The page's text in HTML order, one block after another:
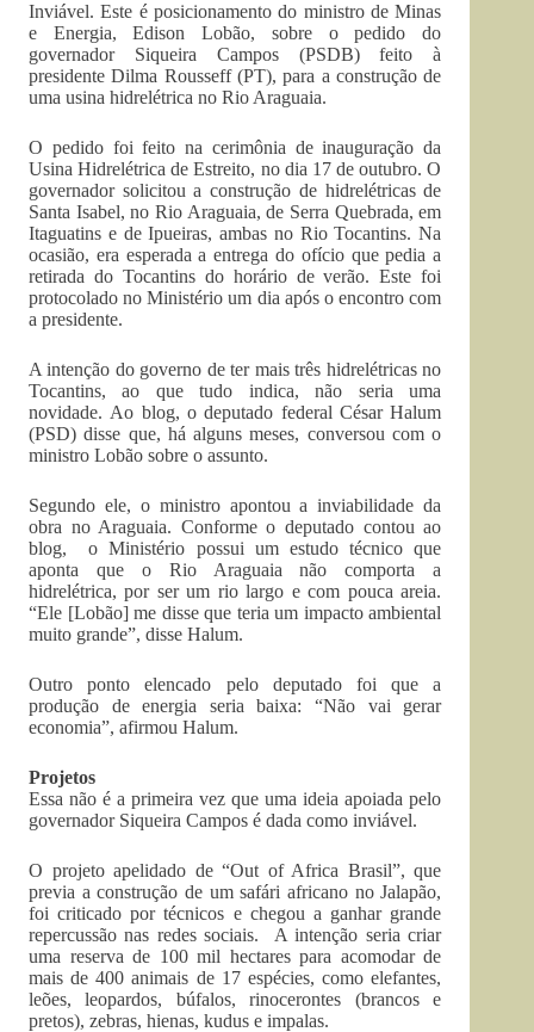
Inviável. Este é posicionamento do ministro de Minas
e Energia, Edison Lobão, sobre o pedido do
governador Siqueira Campos (PSDB) feito à
presidente Dilma Rousseff (PT), para a construção de
uma usina hidrelétrica no Rio Araguaia.
O pedido foi feito na cerimônia de inauguração da
Usina Hidrelétrica de Estreito, no dia 17 de outubro. O
governador solicitou a construção de hidrelétricas de
Santa Isabel, no Rio Araguaia, de Serra Quebrada, em
Itaguatins e de Ipueiras, ambas no Rio Tocantins. Na
ocasião, era esperada a entrega do ofício que pedia a
retirada do Tocantins do horário de verão. Este foi
protocolado no Ministério um dia após o encontro com
a presidente.
A intenção do governo de ter mais três hidrelétricas no
Tocantins, ao que tudo indica, não seria uma
novidade. Ao blog, o deputado federal César Halum
(PSD) disse que, há alguns meses, conversou com o
ministro Lobão sobre o assunto.
Segundo ele, o ministro apontou a inviabilidade da
obra no Araguaia. Conforme o deputado contou ao
blog, o Ministério possui um estudo técnico que
aponta que o Rio Araguaia não comporta a
hidrelétrica, por ser um rio largo e com pouca areia.
“Ele [Lobão] me disse que teria um impacto ambiental
muito grande”, disse Halum.
Outro ponto elencado pelo deputado foi que a
produção de energia seria baixa: “Não vai gerar
economia”, afirmou Halum.
Projetos
Essa não é a primeira vez que uma ideia apoiada pelo
governador Siqueira Campos é dada como inviável.
O projeto apelidado de “Out of Africa Brasil”, que
previa a construção de um safári africano no Jalapão,
foi criticado por técnicos e chegou a ganhar grande
repercussão nas redes sociais. A intenção seria criar
uma reserva de 100 mil hectares para acomodar de
mais de 400 animais de 17 espécies, como elefantes,
leões, leopardos, búfalos, rinocerontes (brancos e
pretos), zebras, hienas, kudus e impalas.